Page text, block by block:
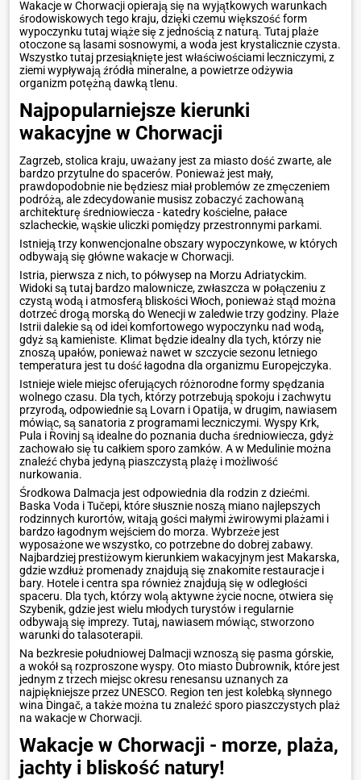
Wakacje w Chorwacji opierają się na wyjątkowych warunkach
środowiskowych tego kraju, dzięki czemu większość form
wypoczynku tutaj wiąże się z jednością z naturą. Tutaj plaże
otoczone są lasami sosnowymi, a woda jest krystalicznie czysta.
Wszystko tutaj przesiąknięte jest właściwościami leczniczymi, z
ziemi wypływają źródła mineralne, a powietrze odżywia
organizm potężną dawką tlenu.
Najpopularniejsze kierunki
wakacyjne w Chorwacji
Zagrzeb, stolica kraju, uważany jest za miasto dość zwarte, ale
bardzo przytulne do spacerów. Ponieważ jest mały,
prawdopodobnie nie będziesz miał problemów ze zmęczeniem
podróżą, ale zdecydowanie musisz zobaczyć zachowaną
architekturę średniowiecza - katedry kościelne, pałace
szlacheckie, wąskie uliczki pomiędzy przestronnymi parkami.
Istnieją trzy konwencjonalne obszary wypoczynkowe, w których
odbywają się główne wakacje w Chorwacji.
Istria, pierwsza z nich, to półwysep na Morzu Adriatyckim.
Widoki są tutaj bardzo malownicze, zwłaszcza w połączeniu z
czystą wodą i atmosferą bliskości Włoch, ponieważ stąd można
dotrzeć drogą morską do Wenecji w zaledwie trzy godziny. Plaże
Istrii dalekie są od idei komfortowego wypoczynku nad wodą,
gdyż są kamieniste. Klimat będzie idealny dla tych, którzy nie
znoszą upałów, ponieważ nawet w szczycie sezonu letniego
temperatura jest tu dość łagodna dla organizmu Europejczyka.
Istnieje wiele miejsc oferujących różnorodne formy spędzania
wolnego czasu. Dla tych, którzy potrzebują spokoju i zachwytu
przyrodą, odpowiednie są Lovarn i Opatija, w drugim, nawiasem
mówiąc, są sanatoria z programami leczniczymi. Wyspy Krk,
Pula i Rovinj są idealne do poznania ducha średniowiecza, gdyż
zachowało się tu całkiem sporo zamków. A w Medulinie można
znaleźć chyba jedyną piaszczystą plażę i możliwość
nurkowania.
Środkowa Dalmacja jest odpowiednia dla rodzin z dziećmi.
Baska Voda i Tučepi, które słusznie noszą miano najlepszych
rodzinnych kurortów, witają gości małymi żwirowymi plażami i
bardzo łagodnym wejściem do morza. Wybrzeże jest
wyposażone we wszystko, co potrzebne do dobrej zabawy.
Najbardziej prestiżowym kierunkiem wakacyjnym jest Makarska,
gdzie wzdłuż promenady znajdują się znakomite restauracje i
bary. Hotele i centra spa również znajdują się w odległości
spaceru. Dla tych, którzy wolą aktywne życie nocne, otwiera się
Szybenik, gdzie jest wielu młodych turystów i regularnie
odbywają się imprezy. Tutaj, nawiasem mówiąc, stworzono
warunki do talasoterapii.
Na bezkresie południowej Dalmacji wznoszą się pasma górskie,
a wokół są rozproszone wyspy. Oto miasto Dubrownik, które jest
jednym z trzech miejsc okresu renesansu uznanych za
najpiękniejsze przez UNESCO. Region ten jest kolebką słynnego
wina Dingač, a także można tu znaleźć sporo piaszczystych plaż
na wakacje w Chorwacji.
Wakacje w Chorwacji - morze, plaża,
jachty i bliskość natury!